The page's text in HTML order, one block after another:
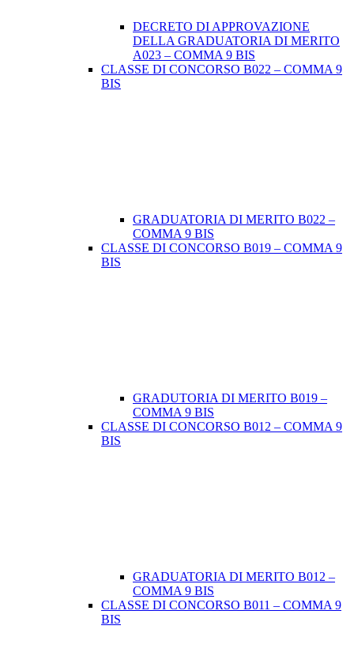
DECRETO DI APPROVAZIONE
DELLA GRADUATORIA DI MERITO
A023 – COMMA 9 BIS
CLASSE DI CONCORSO B022 – COMMA 9
BIS
GRADUATORIA DI MERITO B022 –
COMMA 9 BIS
CLASSE DI CONCORSO B019 – COMMA 9
BIS
GRADUTORIA DI MERITO B019 –
COMMA 9 BIS
CLASSE DI CONCORSO B012 – COMMA 9
BIS
GRADUATORIA DI MERITO B012 –
COMMA 9 BIS
CLASSE DI CONCORSO B011 – COMMA 9
BIS